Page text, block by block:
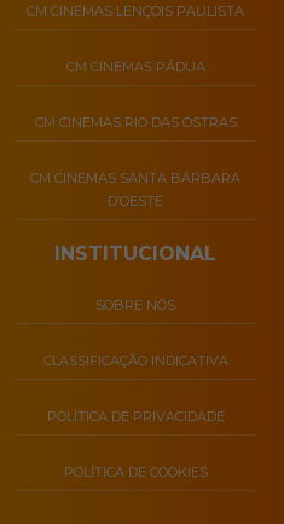
CM CINEMAS LENÇOIS PAULISTA
CM CINEMAS PÁDUA
CM CINEMAS RIO DAS OSTRAS
CM CINEMAS SANTA BÁRBARA
D’OESTE
INSTITUCIONAL
SOBRE NÓS
CLASSIFICAÇÃO INDICATIVA
POLÍTICA DE PRIVACIDADE
POLÍTICA DE COOKIES